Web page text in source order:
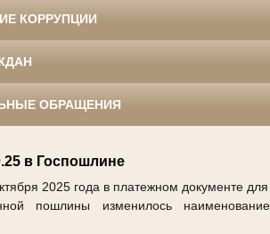
КОРРУПЦИИ
ОБРАЩЕНИЯ
в Госпошлине
2025 года в платежном документе для
пошлины изменилось наименование